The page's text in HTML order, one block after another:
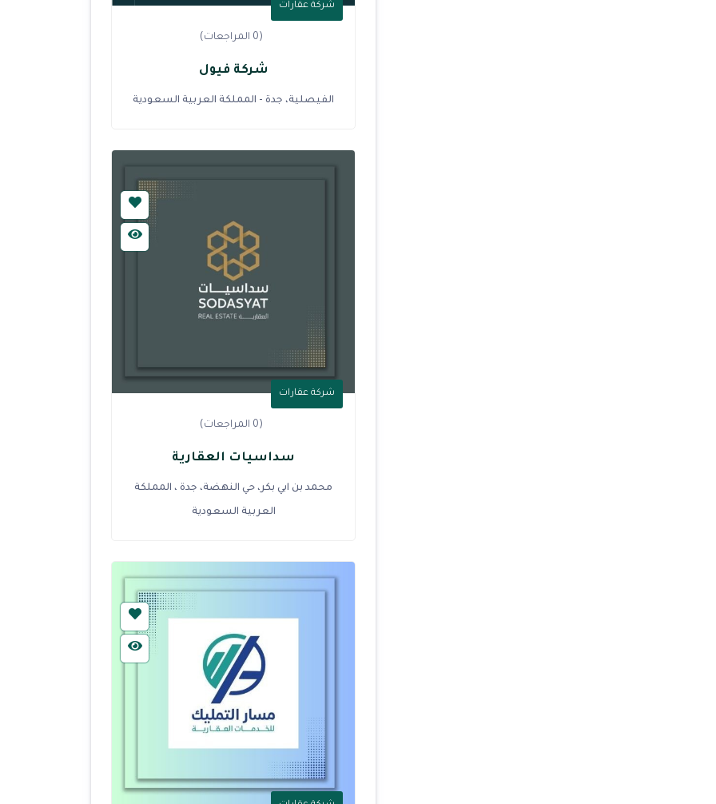
شركة عقارات
(0 المراجعات)
شركة فيول
الفيصلية، جدة - المملكة العربية السعودية
شركة عقارات
(0 المراجعات)
سداسيات العقارية
محمد بن ابي بكر، حي النهضة، جدة ، المملكة
العربية السعودية